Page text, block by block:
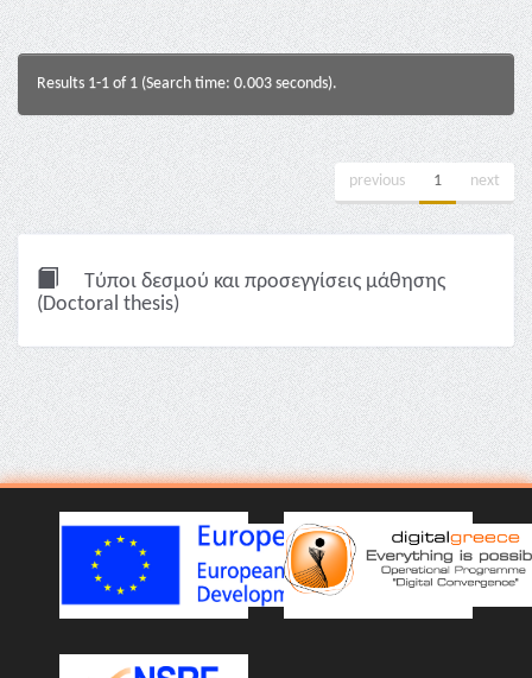
Results 1-1 of 1 (Search time: 0.003 seconds).
previous 1 next
Τύποι δεσμού και προσεγγίσεις μάθησης
(Doctoral thesis)